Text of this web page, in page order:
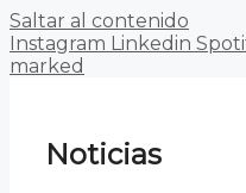
Saltar al contenido
Instagram Linkedin
marked
Noticias